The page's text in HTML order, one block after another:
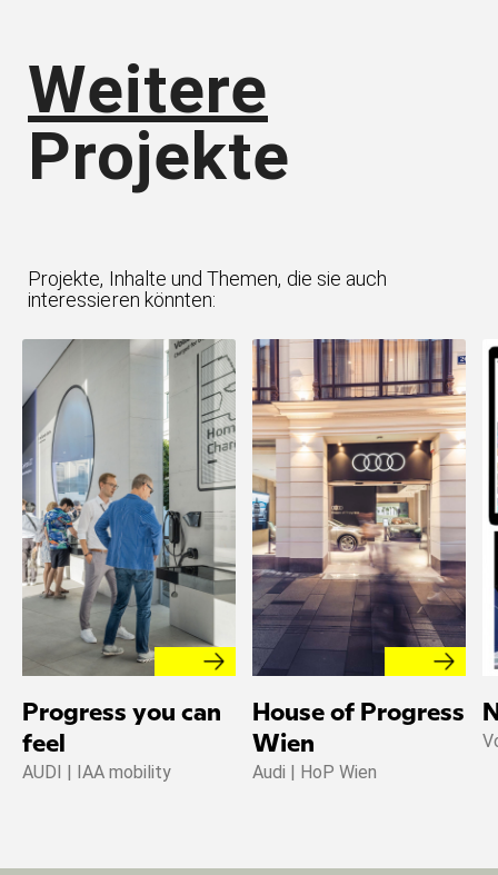
Weitere
Projekte
Projekte, Inhalte und Themen, die sie auch
interessieren könnten:
Progress you can
feel
AUDI | IAA mobility
House of Progress
Wien
Audi | HoP Wien